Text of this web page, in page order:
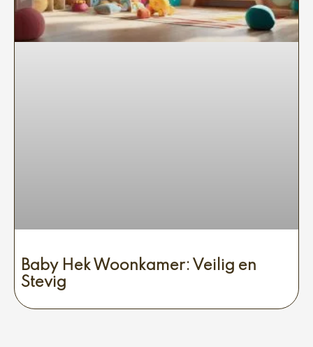
Baby Hek Woonkamer: Veilig en
Stevig